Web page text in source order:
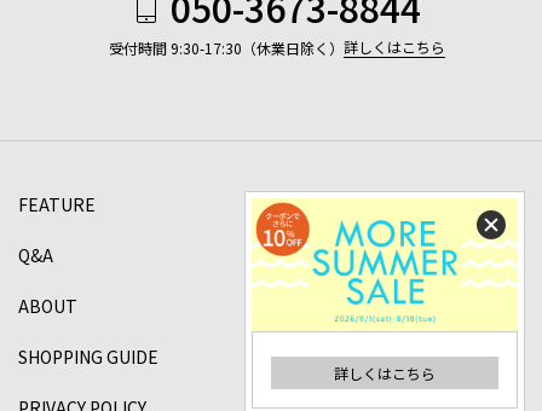
詳しくはこちら
受付時間 9:30-17:30（休業日除く） 詳しくはこちら
FEATURE
Q&A
ABOUT
SHOPPING GUIDE